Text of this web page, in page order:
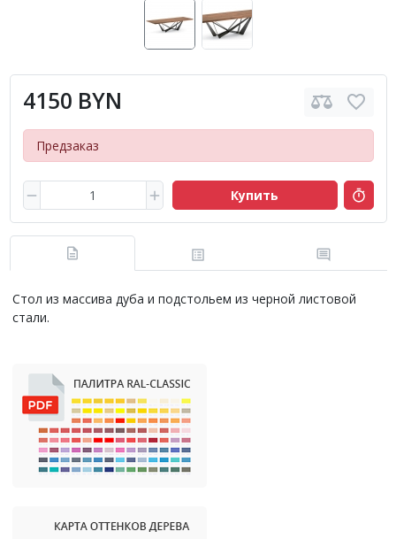
4150 BYN
Предзаказ
Купить
Стол из массива дуба и подстольем из черной листовой
стали.